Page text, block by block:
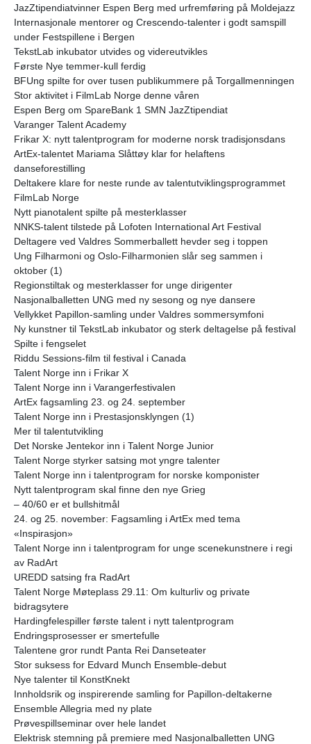
JazZtipendiatvinner Espen Berg med urfremføring på Moldejazz
Internasjonale mentorer og Crescendo-talenter i godt samspill
under Festspillene i Bergen
TekstLab inkubator utvides og videreutvikles
Første Nye temmer-kull ferdig
BFUng spilte for over tusen publikummere på Torgallmenningen
Stor aktivitet i FilmLab Norge denne våren
Espen Berg om SpareBank 1 SMN JazZtipendiat
Varanger Talent Academy
Frikar X: nytt talentprogram for moderne norsk tradisjonsdans
ArtEx-talentet Mariama Slåttøy klar for helaftens
danseforestilling
Deltakere klare for neste runde av talentutviklingsprogrammet
FilmLab Norge
Nytt pianotalent spilte på mesterklasser
NNKS-talent tilstede på Lofoten International Art Festival
Deltagere ved Valdres Sommerballett hevder seg i toppen
Ung Filharmoni og Oslo-Filharmonien slår seg sammen i
oktober (1)
Regionstiltak og mesterklasser for unge dirigenter
Nasjonalballetten UNG med ny sesong og nye dansere
Vellykket Papillon-samling under Valdres sommersymfoni
Ny kunstner til TekstLab inkubator og sterk deltagelse på festival
Spilte i fengselet
Riddu Sessions-film til festival i Canada
Talent Norge inn i Frikar X
Talent Norge inn i Varangerfestivalen
ArtEx fagsamling 23. og 24. september
Talent Norge inn i Prestasjonsklyngen (1)
Mer til talentutvikling
Det Norske Jentekor inn i Talent Norge Junior
Talent Norge styrker satsing mot yngre talenter
Talent Norge inn i talentprogram for norske komponister
Nytt talentprogram skal finne den nye Grieg
– 40/60 er et bullshitmål
24. og 25. november: Fagsamling i ArtEx med tema
«Inspirasjon»
Talent Norge inn i talentprogram for unge scenekunstnere i regi
av RadArt
UREDD satsing fra RadArt
Talent Norge Møteplass 29.11: Om kulturliv og private
bidragsytere
Hardingfelespiller første talent i nytt talentprogram
Endringsprosesser er smertefulle
Talentene gror rundt Panta Rei Danseteater
Stor suksess for Edvard Munch Ensemble-debut
Nye talenter til KonstKnekt
Innholdsrik og inspirerende samling for Papillon-deltakerne
Ensemble Allegria med ny plate
Prøvespillseminar over hele landet
Elektrisk stemning på premiere med Nasjonalballetten UNG